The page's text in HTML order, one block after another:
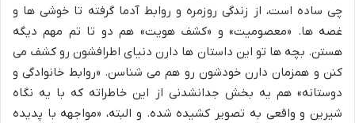
چی ساده است، از زندگی روزمره و روابط آدما گرفته تا خوشی ها و
غصه ها. «معصومیت» و «کشف هویت» هم دو تا تم مهم دیگه
هستن. بچه ها تو این داستان ها دارن دنیای اطرافشون رو کشف می
کنن و همزمان دارن خودشون رو هم می شناسن. «روابط خانوادگی و
دوستانه» هم یه بخش جدانشدنی از این خاطراته که با یه نگاه
شیرین و واقعی به تصویر کشیده شده. و البته، «مواجهه با پدیده